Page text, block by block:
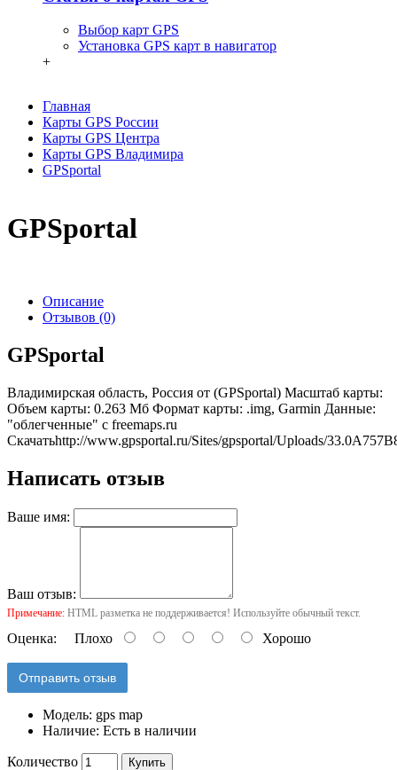
Выбор карт GPS
Установка GPS карт в навигатор
+
Главная
Карты GPS России
Карты GPS Центра
Карты GPS Владимира
GPSportal
GPSportal
Описание
Отзывов (0)
GPSportal
Владимирская область, Россия от (GPSportal) Масштаб карты:
Объем карты: 0.263 Мб Формат карты: .img, Garmin Данные:
"облегченные" c freemaps.ru
Скачатьhttp://www.gpsportal.ru/Sites/gpsportal/Uploads/
Написать отзыв
Ваше имя:
Ваш отзыв:
Примечание: HTML разметка не поддерживается! Используйте обычный текст.
Оценка: Плохо Хорошо
Отправить отзыв
Модель: gps map
Наличие: Есть в наличии
Количество Купить